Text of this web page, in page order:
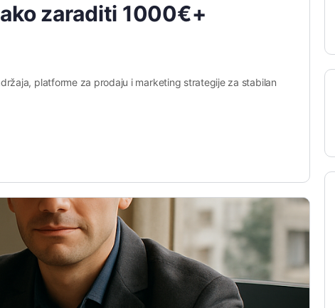
zaraditi 1000€+
platforme za prodaju i marketing strategije za stabilan